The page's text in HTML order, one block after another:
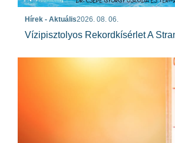
Hírek - Aktuális2026. 08. 06.
Vízipisztolyos Rekordkísérlet A